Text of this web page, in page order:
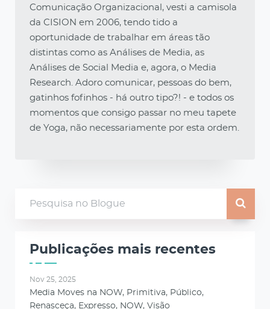
Publicações mais recentes
Nov 25, 2025
Media Moves na NOW, Primitiva, Público,
Renasceça, Expresso, NOW, Visão
Comunicação Organizacional, vesti a camisola
da CISION em 2006, tendo tido a
oportunidade de trabalhar em áreas tão
distintas como as Análises de Media, as
Análises de Social Media e, agora, o Media
Research. Adoro comunicar, pessoas do bem,
gatinhos fofinhos - há outro tipo?! - e todos os
momentos que consigo passar no meu tapete
de Yoga, não necessariamente por esta ordem.